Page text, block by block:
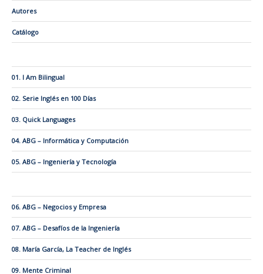
Autores
Catálogo
01. I Am Bilingual
02. Serie Inglés en 100 Días
03. Quick Languages
04. ABG – Informática y Computación
05. ABG – Ingeniería y Tecnología
06. ABG – Negocios y Empresa
07. ABG – Desafíos de la Ingeniería
08. María García, La Teacher de Inglés
09. Mente Criminal